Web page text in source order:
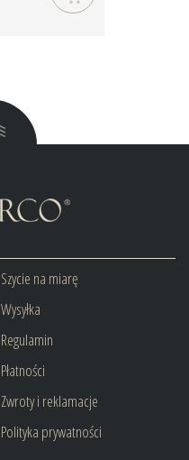
Szycie na miarę
Wysyłka
Regulamin
Płatności
Zwroty i reklamacje
Polityka prywatności